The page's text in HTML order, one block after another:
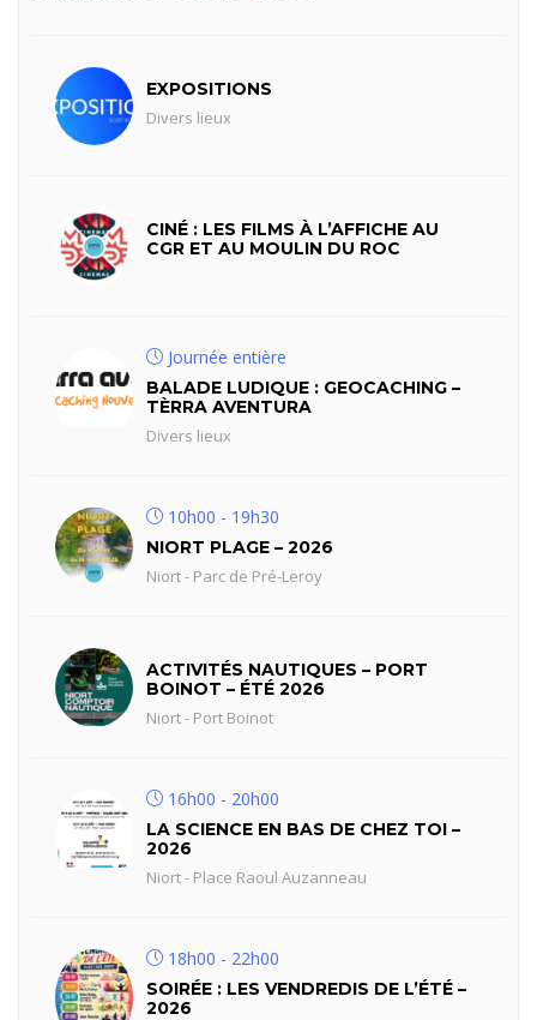
EXPOSITIONS
Divers lieux
CINÉ : LES FILMS À L’AFFICHE AU
CGR ET AU MOULIN DU ROC
Journée entière
BALADE LUDIQUE : GEOCACHING –
TÈRRA AVENTURA
Divers lieux
10h00 - 19h30
NIORT PLAGE – 2026
Niort - Parc de Pré-Leroy
ACTIVITÉS NAUTIQUES – PORT
BOINOT – ÉTÉ 2026
Niort - Port Boinot
16h00 - 20h00
LA SCIENCE EN BAS DE CHEZ TOI –
2026
Niort - Place Raoul Auzanneau
18h00 - 22h00
SOIRÉE : LES VENDREDIS DE L’ÉTÉ –
2026